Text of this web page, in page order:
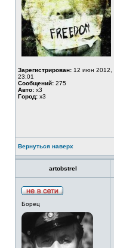
Зарегистрирован: 12 июн 2012,
23:01
Сообщений: 275
Авто: х3
Город: х3
Вернуться наверх
artobstrel
Борец